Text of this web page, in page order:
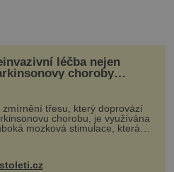
léčba nejen
choroby
zmírnění třesu, který doprovází
chorobu, je využívána
mozková stimulace, která
vyžaduje vysoce invazivní
Ultrazvuk zase není vhodný
přesnému zacílení ...